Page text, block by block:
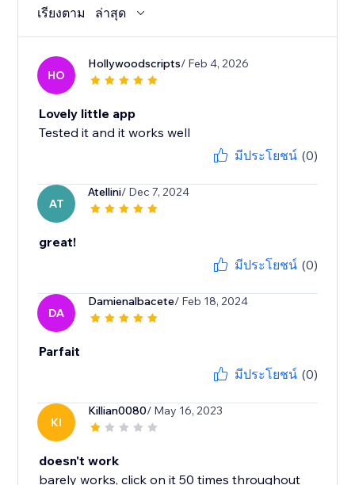
เรียงตาม ล่าสุด
HO
Hollywoodscripts/ Feb 4, 2026
Lovely little app
Tested it and it works well
มีประโยชน์ (0)
AT
Atellini/ Dec 7, 2024
great!
มีประโยชน์ (0)
DA
Damienalbacete/ Feb 18, 2024
Parfait
มีประโยชน์ (0)
KI
Killian0080/ May 16, 2023
doesn't work
barely works, click on it 50 times throughout